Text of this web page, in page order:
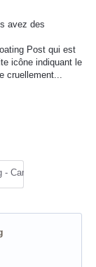
avez des
Post qui est
icône indiquant le
cruellement...